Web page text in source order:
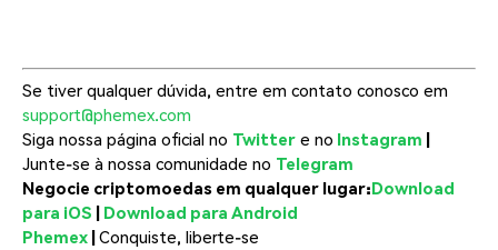
Se tiver qualquer dúvida, entre em contato conosco em
support@phemex.com
Siga nossa página oficial no Twitter e no Instagram |
Junte-se à nossa comunidade no Telegram
Negocie criptomoedas em qualquer lugar:Download
para iOS | Download para Android
Phemex |Conquiste, liberte-se